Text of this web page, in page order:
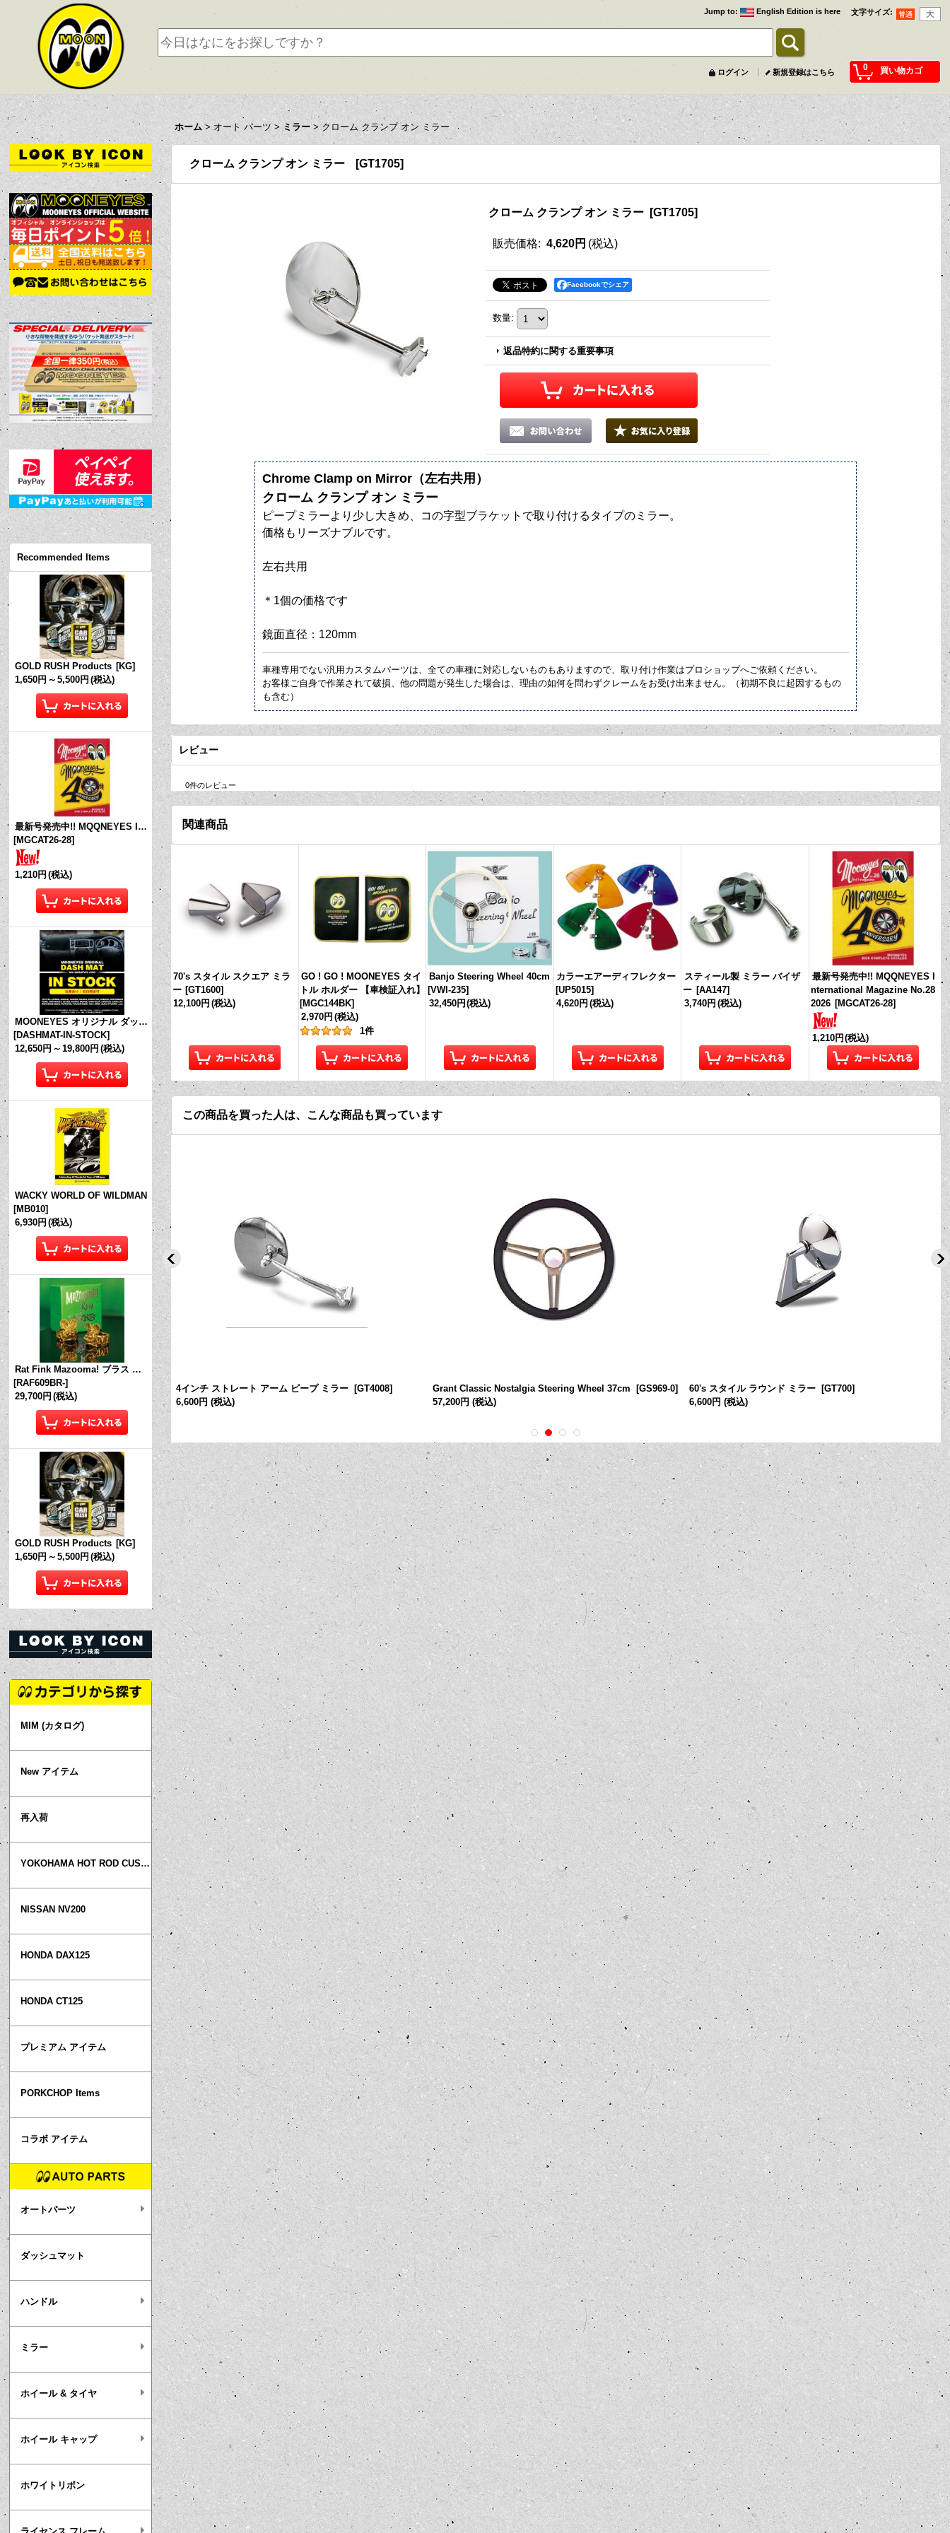
文字サイズ:
Jump to: English Edition is here
0 買い物カゴ
ログイン 新規登録はこちら
ホーム > オート パーツ > ミラー > クローム クランプ オン ミラー
Recommended Items
GOLD RUSH Products [KG]
1,650円 ～ 5,500円 (税込)
最新号発売中!! MQQNEYES International Magazine No.28 2026
[MGCAT26-28]
1,210円 (税込)
MOONEYES オリジナル ダッシュマット (in Stock!)
[DASHMAT-IN-STOCK]
12,650円 ～ 19,800円 (税込)
WACKY WORLD OF WILDMAN
[MB010]
6,930円 (税込)
Rat Fink Mazooma! ブラス リング
[RAF609BR-]
29,700円 (税込)
GOLD RUSH Products [KG]
1,650円 ～ 5,500円 (税込)
MIM (カタログ)
New アイテム
再入荷
YOKOHAMA HOT ROD CUSTOM SHOW
NISSAN NV200
HONDA DAX125
HONDA CT125
プレミアム アイテム
PORKCHOP Items
コラボ アイテム
オートパーツ
ダッシュマット
ハンドル
ミラー
ホイール & タイヤ
ホイール キャップ
ホワイトリボン
クローム クランプ オン ミラー [GT1705]
クローム クランプ オン ミラー [GT1705]
販売価格: 4,620円 (税込)
Facebookでシェア
数量:
返品特約に関する重要事項
Chrome Clamp on Mirror（左右共用）
クローム クランプ オン ミラー
ピープミラーより少し大きめ、コの字型ブラケットで取り付けるタイプのミラー。
価格もリーズナブルです。
左右共用
＊1個の価格です
鏡面直径：120mm
車種専用でない汎用カスタムパーツは、全ての車種に対応しないものもありますので、取り付け作業はプロショップへご依頼ください。
お客様ご自身で作業されて破損、他の問題が発生した場合は、理由の如何を問わずクレームをお受け出来ません。（初期不良に起因するもの
も含む）
レビュー
0件のレビュー
関連商品
70's スタイル スクエア ミラ
ー [GT1600]
12,100円 (税込)
GO ! GO ! MOONEYES タイ
トル ホルダー 【車検証入れ】
[MGC144BK]
2,970円 (税込)
1件
Banjo Steering Wheel 40cm
[VWI-235]
32,450円 (税込)
カラーエアーディフレクター
[UP5015]
4,620円 (税込)
スティール製 ミラー バイザ
ー [AA147]
3,740円 (税込)
最新号発売中!! MQQNEYES I
nternational Magazine No.28
2026 [MGCAT26-28]
1,210円 (税込)
この商品を買った人は、こんな商品も買っています
AA001] 4インチ ストレート アーム ピープ ミラー [GT4008]
6,600円 (税込)
Grant Classic Nostalgia Steering Wheel 37cm [GS969-0]
57,200円 (税込)
60's スタイル ラウンド ミラー [GT700]
6,600円 (税込)